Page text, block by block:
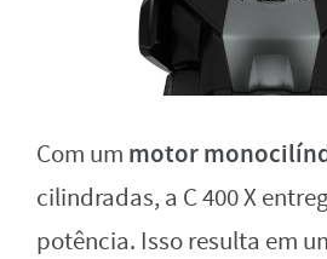
Com um motor
cilindradas, a C 400 X
potência. Isso resulta em